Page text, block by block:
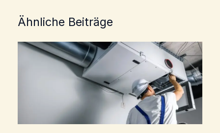
Ähnliche Beiträge